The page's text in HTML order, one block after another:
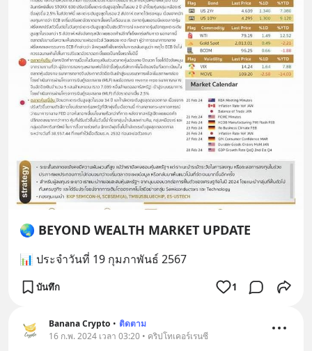
🌏 BEYOND WEALTH MARKET UPDATE
📊 ประจำวันที่ 19 กุมภาพันธ์ 2567
บันทึก 1
Banana Crypto • ติดตาม
16 ก.พ. 2024 เวลา 03:20 • คริปโทเคอร์เรนซี